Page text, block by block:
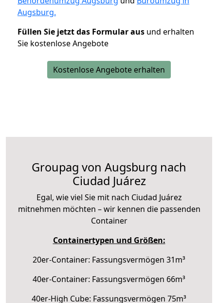
Augsburg.
Füllen Sie jetzt das Formular aus und erhalten
Sie kostenlose Angebote
Kostenlose Angebote erhalten
Groupag von Augsburg nach
Ciudad Juárez
Egal, wie viel Sie mit nach Ciudad Juárez
mitnehmen möchten – wir kennen die passenden
Container
Containertypen und Größen:
20er-Container: Fassungsvermögen 31m³
40er-Container: Fassungsvermögen 66m³
40er-High Cube: Fassungsvermögen 75m³